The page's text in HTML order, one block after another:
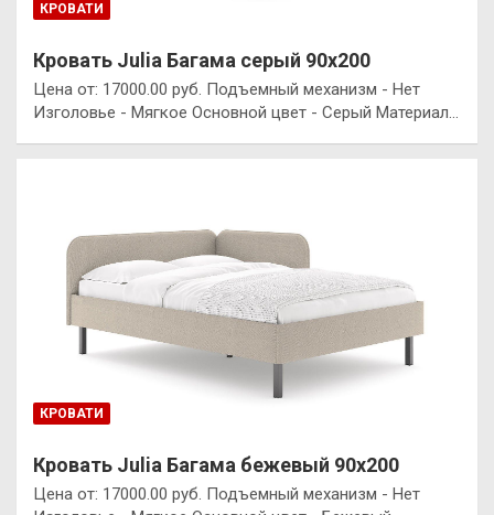
КРОВАТИ
Кровать Julia Багама серый 90х200
Цена от: 17000.00 руб. Подъемный механизм - Нет
Изголовье - Мягкое Основной цвет - Серый Материал…
КРОВАТИ
Кровать Julia Багама бежевый 90х200
Цена от: 17000.00 руб. Подъемный механизм - Нет